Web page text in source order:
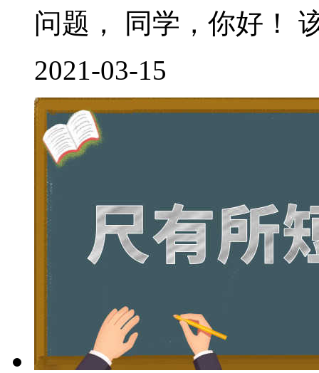
问题， 同学，你好！
2021-03-15